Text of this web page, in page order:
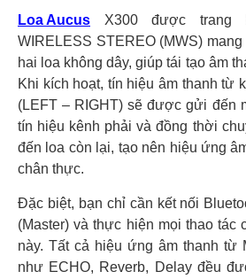
Loa Aucus X300 được trang
WIRELESS STEREO (MWS)
hai loa không dây, giúp tái tạo âm
Khi kích hoạt, tín hiệu âm thanh từ
(LEFT – RIGHT) sẽ được gửi đến
tín hiệu kênh phải và đồng thời
đến loa còn lại, tạo nên hiệu ứng
chân thực.
Đặc biệt, bạn chỉ cần kết nối
(Master) và thực hiện mọi thao tác
này. Tất cả hiệu ứng âm thanh từ
như ECHO, Reverb, Delay đều